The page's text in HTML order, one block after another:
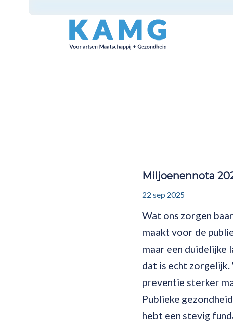
Miljoenennota
22 sep 2025
Wat ons zorgen
maakt voor de
maar een duidelijke
dat is echt
preventie sterker
Publieke
hebt een stevig